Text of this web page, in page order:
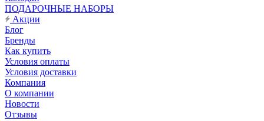
ПОДАРОЧНЫЕ НАБОРЫ
Акции
Блог
Бренды
Как купить
Условия оплаты
Условия доставки
Компания
О компании
Новости
Отзывы